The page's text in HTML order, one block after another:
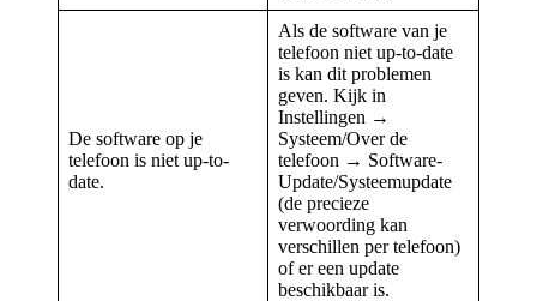
De software op je
telefoon is niet up-to-
date.
Als de software van je
telefoon niet up-to-date
is kan dit problemen
geven. Kijk in
Instellingen →
Systeem/Over de
telefoon → Software-
Update/Systeemupdate
(de precieze
verwoording kan
verschillen per telefoon)
of er een update
beschikbaar is.